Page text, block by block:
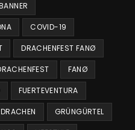
COVID-19
DRACHENFEST FANØ
FANØ
FUERTEVENTURA
GRÜNGÜRTEL